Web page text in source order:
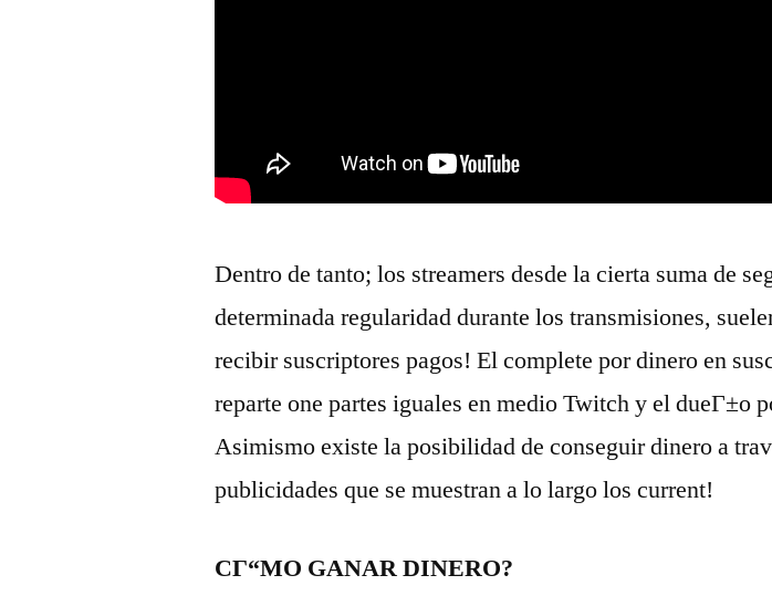
Dentro de tanto; los streamers desde la cierta suma de
determinada regularidad durante los transmisiones,
recibir suscriptores pagos! El complete por dinero en
reparte one partes iguales en medio Twitch y el dueГ±o
Asimismo existe la posibilidad de conseguir dinero a
publicidades que se muestran a lo largo los current!
CГ“MO GANAR DINERO?